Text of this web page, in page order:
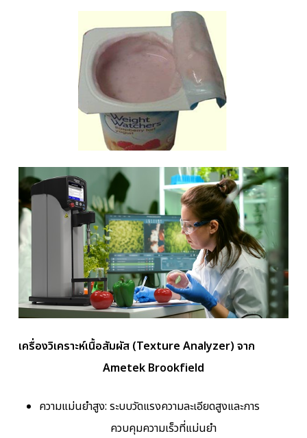
เครื่องวิเคราะห์เนื้อสัมผัส (Texture Analyzer) จาก
Ametek Brookfield
ความแม่นยำสูง: ระบบวัดแรงความละเอียดสูงและการ
ควบคุมความเร็วที่แม่นยำ